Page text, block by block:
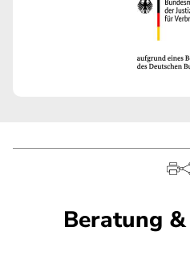
Beratung